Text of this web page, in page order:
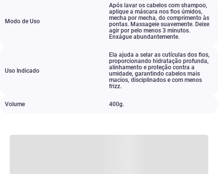
Modo de Uso
Após lavar os cabelos com shampoo,
aplique a máscara nos fios úmidos,
mecha por mecha, do comprimento às
pontas.​ Massageie suavemente.​ Deixe
agir por pelo menos 3 minutos.​
Enxágue abundantemente.​
Uso Indicado
Ela ajuda a selar as cutículas dos fios,
proporcionando hidratação profunda,
alinhamento e proteção contra a
umidade, garantindo cabelos mais
macios, disciplinados e com menos
frizz.
Volume 400g.